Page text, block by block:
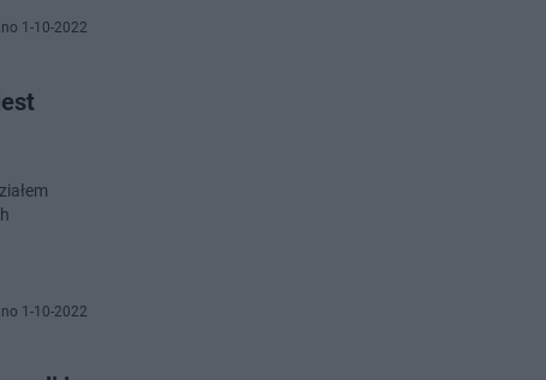
1-10-2022
1-10-2022